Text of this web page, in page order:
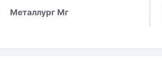
Металлург Мг